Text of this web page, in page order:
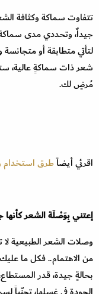
تتفاوت سماكة وكثافة
جيداٌ، وتحددي مدى
لتأتي متطابقة أو
شعر ذات سماكةٍ عالية،
مُرضٍ لك.
اقرئي أيضاًطرق استخدام
إعتني بِوَصْلَة الشعر
وصلات الشعر الطبيعية لا
من الاهتمام.. فكل ما
بحالةٍ جيدة، قدر